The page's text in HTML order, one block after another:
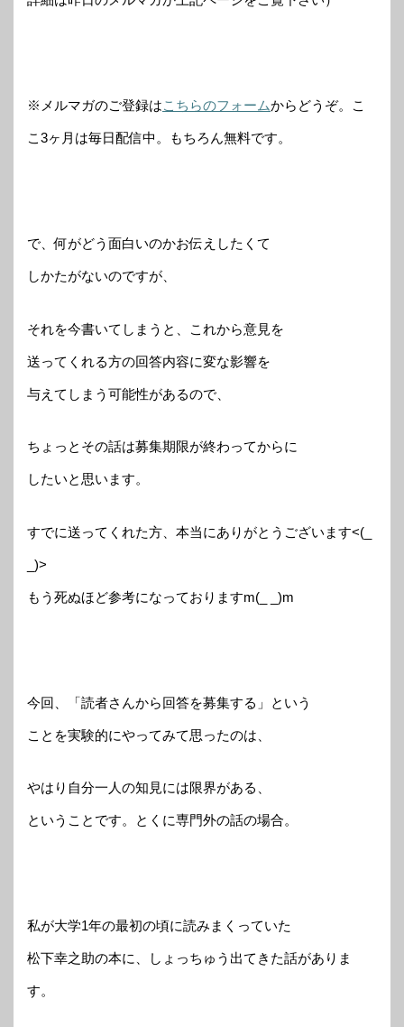
※メルマガのご登録はこちらのフォームからどうぞ。こ
こ3ヶ月は毎日配信中。もちろん無料です。
で、何がどう面白いのかお伝えしたくて
しかたがないのですが、
それを今書いてしまうと、これから意見を
送ってくれる方の回答内容に変な影響を
与えてしまう可能性があるので、
ちょっとその話は募集期限が終わってからに
したいと思います。
すでに送ってくれた方、本当にありがとうございます<(_
_)>
もう死ぬほど参考になっておりますm(_ _)m
今回、「読者さんから回答を募集する」という
ことを実験的にやってみて思ったのは、
やはり自分一人の知見には限界がある、
ということです。とくに専門外の話の場合。
私が大学1年の最初の頃に読みまくっていた
松下幸之助の本に、しょっちゅう出てきた話がありま
す。